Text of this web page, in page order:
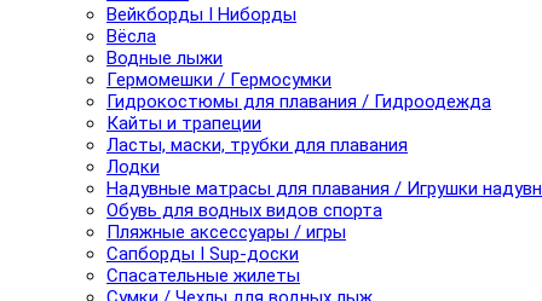
Вейкборды I Ниборды
Вёсла
Водные лыжи
Гермомешки / Гермосумки
Гидрокостюмы для плавания / Гидроодежда
Кайты и трапеции
Ласты, маски, трубки для плавания
Лодки
Надувные матрасы для плавания / Игрушки
Обувь для водных видов спорта
Пляжные аксессуары / игры
Сапборды I Sup-доски
Спасательные жилеты